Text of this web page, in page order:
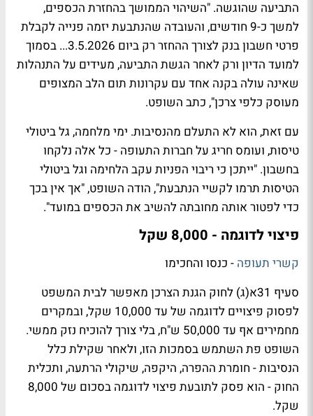
התביעה שהוגשה. "השיהוי הממושך בהחזרת הכספים,
למשך כ-9 חודשים, והעובדה שהנתבעת יזמה פנייה לקבלת
פרטי חשבון בנק לצורך ההחזר רק ביום 3.5.2026... בסמוך
למועד הדיון ורק לאחר הגשת התביעה, מעידים על התנהלות
שאינה עולה בקנה אחד עם עקרונות תום הלב המצופים
מעוסק כלפי צרכן", כתב השופט.
עם זאת, הוא לא התעלם מהנסיבות. ימי מלחמה, גל ביטולי
טיסות, ועומס חריג על חברות התעופה - כל אלה נלקחו
בחשבון. "ייתכן כי ריבוי הפניות עקב הלחימה וגל ביטולי
הטיסות תרמו לקשיי הנתבעת", הודה השופט, "אך אין בכך
כדי לפטור אותה מחובתה להשיב את הכספים במועד".
פיצוי לדוגמה - 8,000 שקל
קשרי תעופה - כנסו והחכימו
סעיף 31א(ג) לחוק הגנת הצרכן מאפשר לבית המשפט
לפסוק פיצויים לדוגמה של עד 10,000 שקל, ובמקרים
מחמירים אף עד 50,000 ש"ח, בלי צורך להוכיח נזק ממשי.
השופט פת השתמש בסמכות הזו, ולאחר שקילת כלל
הנסיבות - חומרת ההפרה, היקפה, שיקולי הרתעה, ותכלית
החוק - הוא פסק לתובעת פיצוי לדוגמה בסכום של 8,000
שקל.